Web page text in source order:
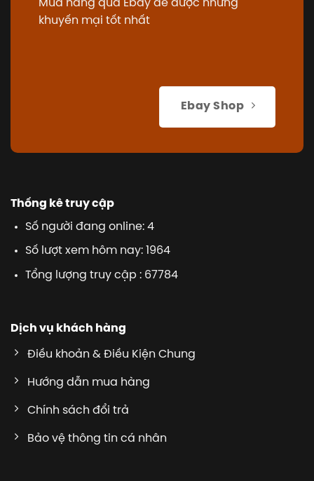
Mua hàng qua Ebay để được những
khuyến mại tốt nhất
Ebay Shop
Thống kê truy cập
Số người đang online: 4
Số lượt xem hôm nay: 1964
Tổng lượng truy cập : 67784
Dịch vụ khách hàng
Điều khoản & Điều Kiện Chung
Hướng dẫn mua hàng
Chính sách đổi trả
Bảo vệ thông tin cá nhân